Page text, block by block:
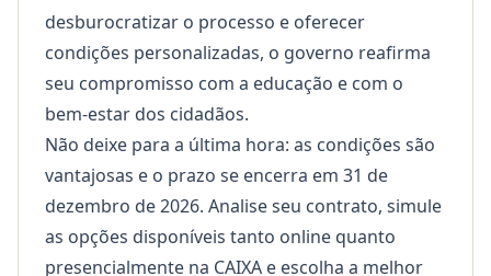
desburocratizar o processo e oferecer
condições personalizadas, o governo reafirma
seu compromisso com a educação e com o
bem-estar dos cidadãos.
Não deixe para a última hora: as condições são
vantajosas e o prazo se encerra em 31 de
dezembro de 2026. Analise seu contrato, simule
as opções disponíveis tanto online quanto
presencialmente na CAIXA e escolha a melhor